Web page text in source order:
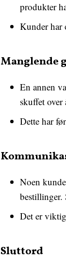
produkter
Kunder har
Manglende
En annen
skuffet
Dette har
Noen
bestillinger.
Det er
Sluttord